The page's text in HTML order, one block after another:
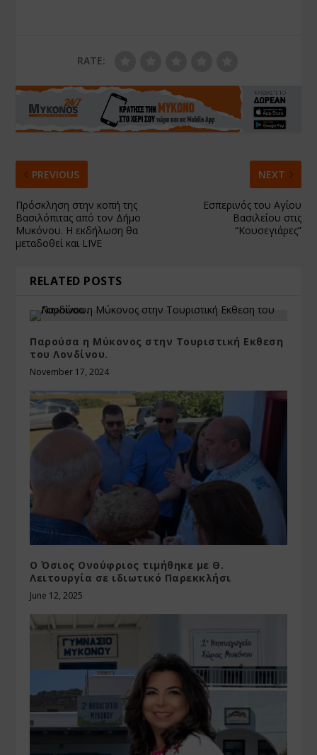
RATE:
PREVIOUS
Πρόσκληση στην κοπή της
Βασιλόπιτας από τον Δήμο
Μυκόνου. Η εκδήλωση θα
μεταδοθεί και LIVE
NEXT
Εσπερινός του Αγίου
Βασιλείου στις
“Κουσεγιάρες”
RELATED POSTS
Παρούσα η Μύκονος στην Τουριστική Εκθεση
του Λονδίνου.
November 17, 2024
Ο Όσιος Ονούφριος τιμήθηκε με Θ.
Λειτουργία σε ιδιωτικό Παρεκκλήσι
June 12, 2025